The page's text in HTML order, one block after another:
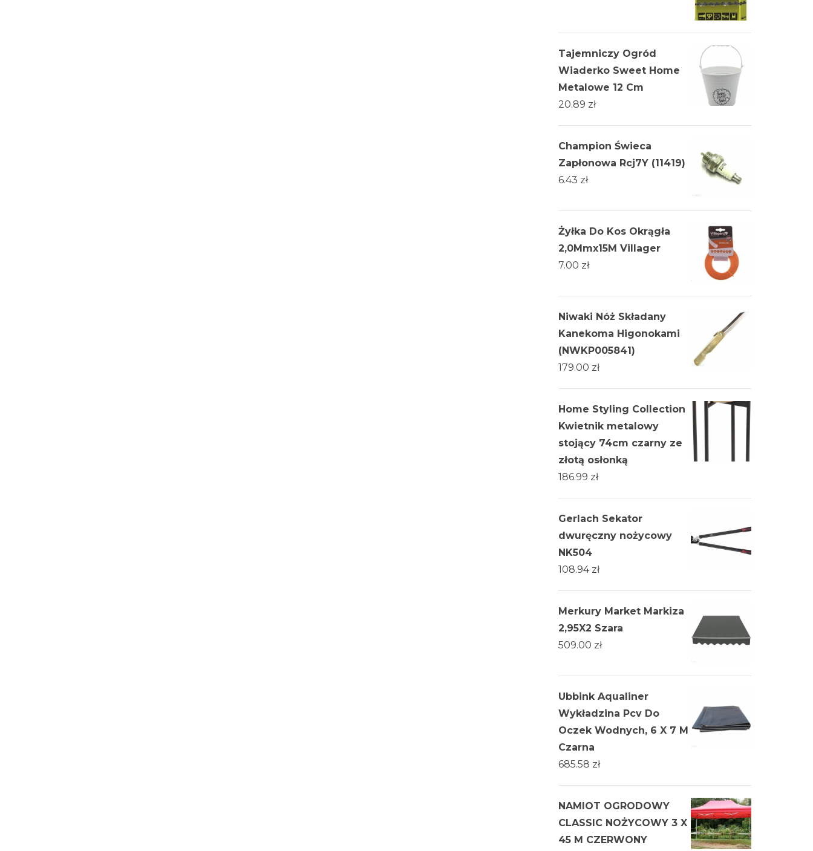
Tajemniczy Ogród
Wiaderko Sweet Home
Metalowe 12 Cm
20.89 zł
Champion Świeca
Zapłonowa Rcj7Y (11419)
6.43 zł
Żyłka Do Kos Okrągła
2,0Mmx15M Villager
7.00 zł
Niwaki Nóż Składany
Kanekoma Higonokami
(NWKP005841)
179.00 zł
Home Styling Collection
Kwietnik metalowy
stojący 74cm czarny ze
złotą osłonką
186.99 zł
Gerlach Sekator
dwuręczny nożycowy
NK504
108.94 zł
Merkury Market Markiza
2,95X2 Szara
509.00 zł
Ubbink Aqualiner
Wykładzina Pcv Do
Oczek Wodnych, 6 X 7 M
Czarna
685.58 zł
NAMIOT OGRODOWY
CLASSIC NOŻYCOWY 3 X
45 M CZERWONY